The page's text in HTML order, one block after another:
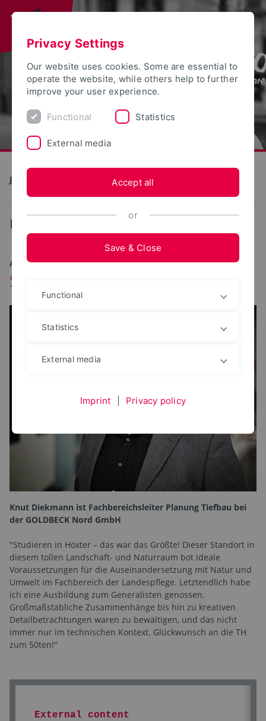
Jubiläum 50 Jahre TH OWL
ALUMNAE UND ALUMNI ÜBER IHR STUDIUM
Studieren kann man nicht alleine
Knut Diekmann ist Fachbereichsleiter Planung Tiefbau bei
der GOLDBECK Nord GmbH
"Studieren in Höxter – das war das Größte! Dieser Standort in
diesem tollen Landschaft- und Naturraum bot ideale
Voraussetzungen für die Auseinandersetzung mit Natur und
Umwelt im Fachbereich der Landespflege. Letztendlich habe
ich eine Ausbildung zum Generalisten genossen.
Großmaßstäbliche Zusammenhänge bis hin zu kreativen
Detailbetrachtungen waren zu bewältigen, und das nicht
immer nur im technischen Kontext. Glückwunsch an die TH
zum 50ten!"
External content
Privacy Settings
Our website uses cookies. Some are essential to
operate the website, while others help to further
improve your user experience.
Functional Statistics
External media
Accept all
or
Save & Close
Functional
Statistics
External media
Imprint Privacy policy